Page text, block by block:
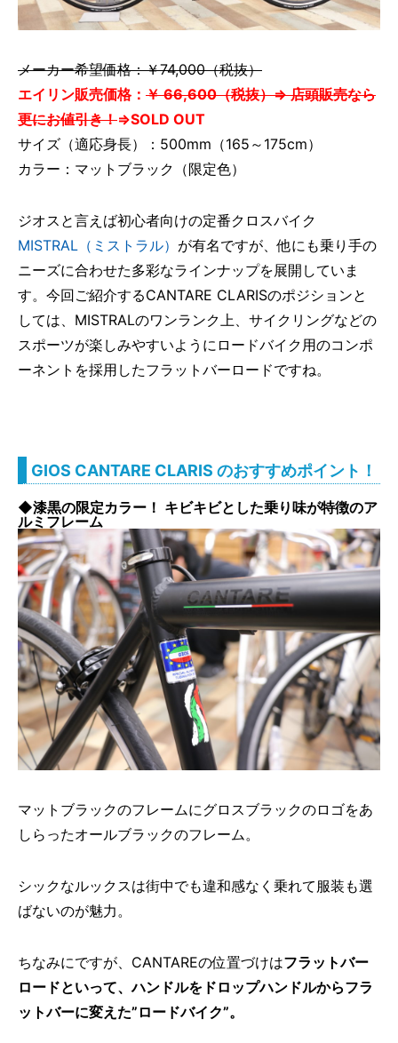
メーカー希望価格：￥74,000（税抜）
エイリン販売価格： ￥ 66,600（税抜）⇒ 店頭販売なら
更にお値引き！⇒SOLD OUT
サイズ（適応身長）：500mm（165～175cm）
カラー：マットブラック（限定色）
ジオスと言えば初心者向けの定番クロスバイク
MISTRAL（ミストラル） が有名ですが、他にも乗り手の
ニーズに合わせた多彩なラインナップを展開していま
す。今回ご紹介するCANTARE CLARISのポジションと
しては、MISTRALのワンランク上、サイクリングなどの
スポーツが楽しみやすいようにロードバイク用のコンポ
ーネントを採用したフラットバーロードですね。
GIOS CANTARE CLARIS のおすすめポイント！
◆漆黒の限定カラー！ キビキビとした乗り味が特徴のア
ルミフレーム
マットブラックのフレームにグロスブラックのロゴをあ
しらったオールブラックのフレーム。
シックなルックスは街中でも違和感なく乗れて服装も選
ばないのが魅力。
ちなみにですが、CANTAREの位置づけはフラットバー
ロードといって、ハンドルをドロップハンドルからフラ
ットバーに変えた”ロードバイク”。